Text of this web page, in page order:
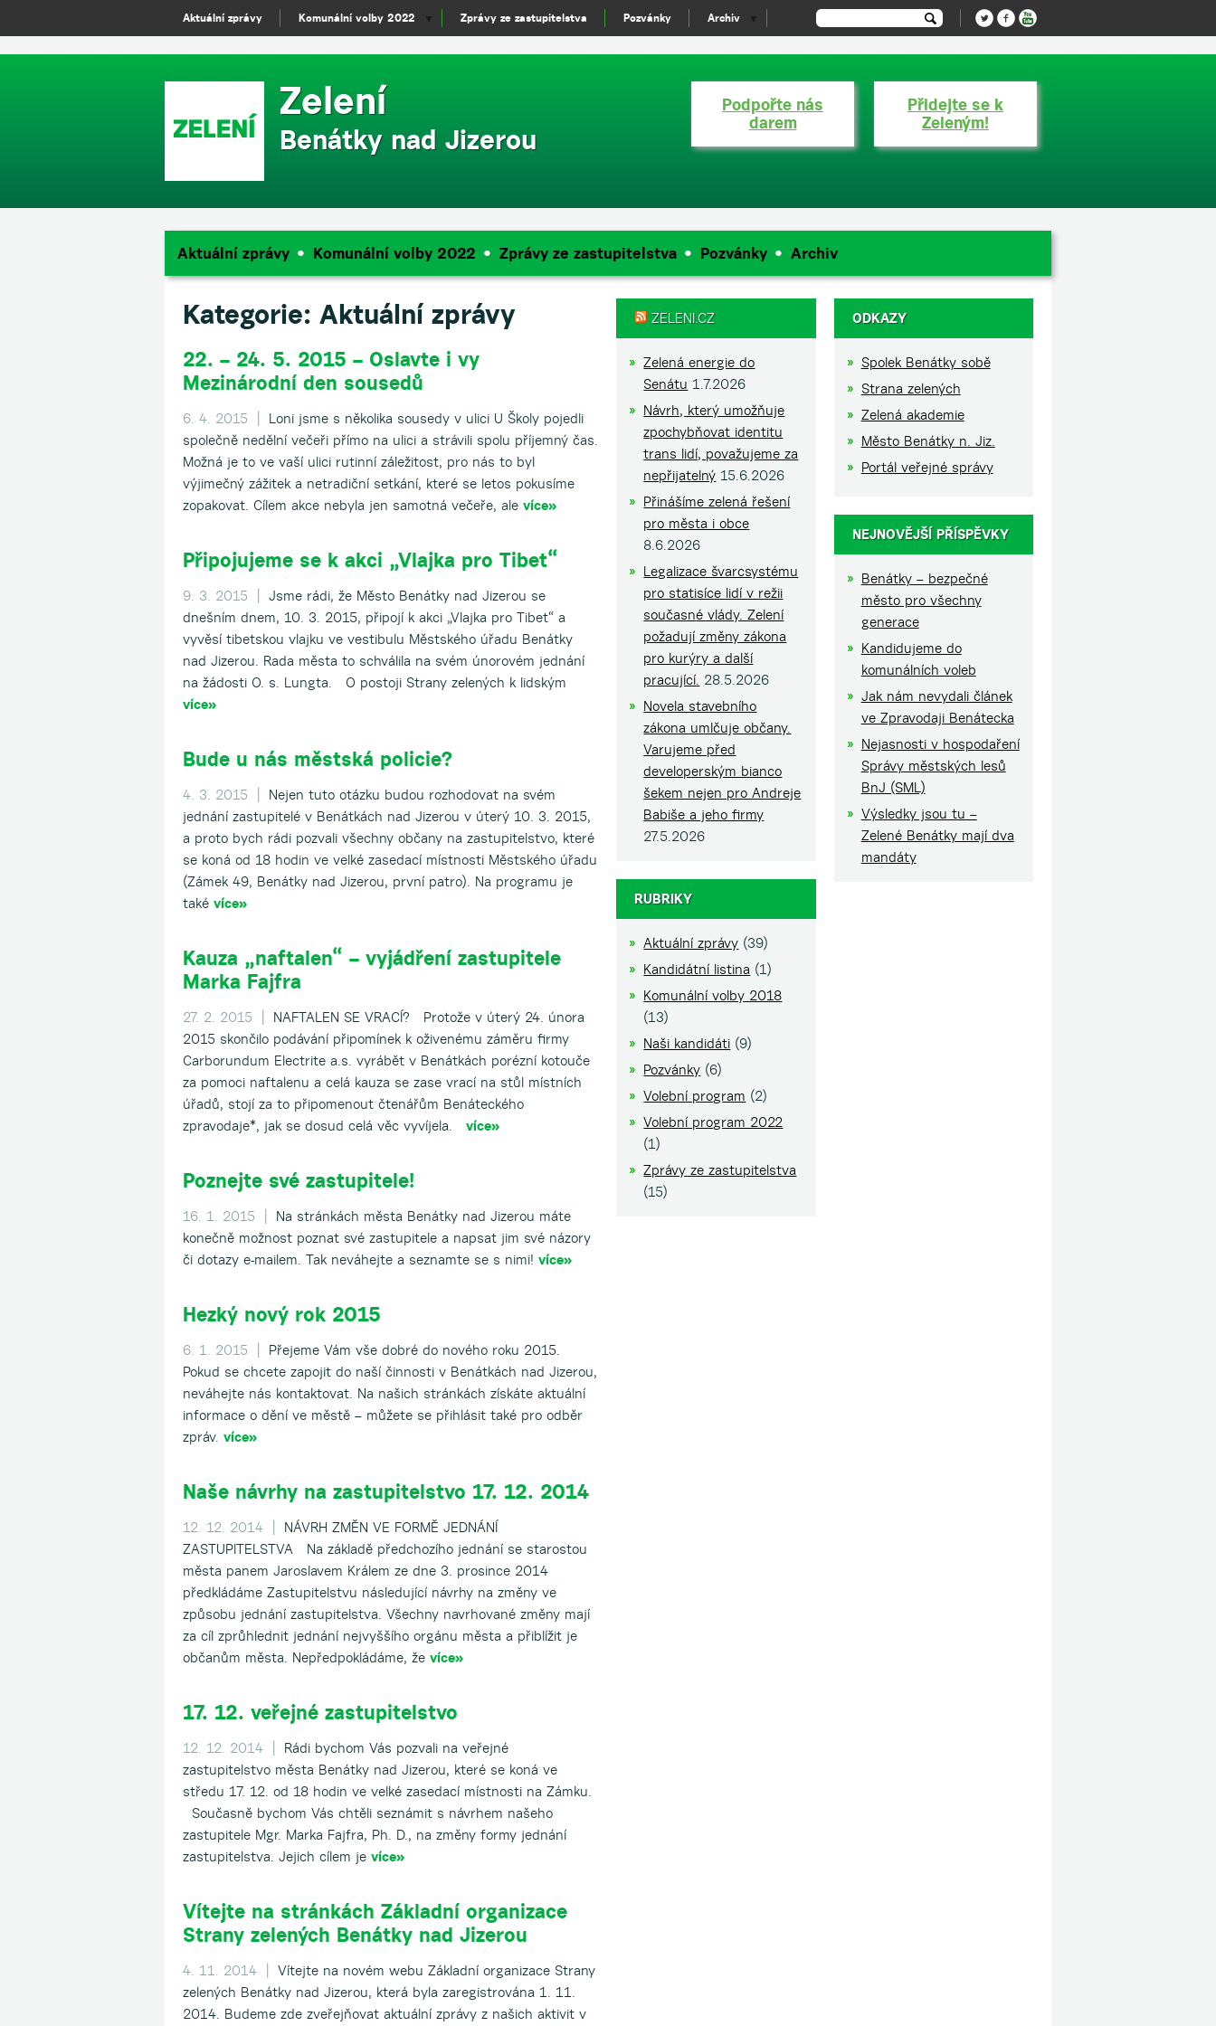
Zelení
Benátky nad Jizerou
Přidejte se k
Zeleným!
Podpořte nás
darem
Aktuální zprávy Komunální volby 2022 Zprávy ze zastupitelstva Pozvánky Archiv
Kategorie: Aktuální zprávy
22. – 24. 5. 2015 – Oslavte i vy
Mezinárodní den sousedů
6. 4. 2015 |
Loni jsme s několika sousedy v ulici U Školy pojedli
společně nedělní večeři přímo na ulici a strávili spolu příjemný čas.
Možná je to ve vaší ulici rutinní záležitost, pro nás to byl
výjimečný zážitek a netradiční setkání, které se letos pokusíme
zopakovat. Cílem akce nebyla jen samotná večeře, ale více»
Připojujeme se k akci „Vlajka pro Tibet“
9. 3. 2015 |
Jsme rádi, že Město Benátky nad Jizerou se
dnešním dnem, 10. 3. 2015, připojí k akci „Vlajka pro Tibet“ a
vyvěsí tibetskou vlajku ve vestibulu Městského úřadu Benátky
nad Jizerou. Rada města to schválila na svém únorovém jednání
na žádosti O. s. Lungta. O postoji Strany zelených k lidským
více»
Bude u nás městská policie?
4. 3. 2015 |
Nejen tuto otázku budou rozhodovat na svém
jednání zastupitelé v Benátkách nad Jizerou v úterý 10. 3. 2015,
a proto bych rádi pozvali všechny občany na zastupitelstvo, které
se koná od 18 hodin ve velké zasedací místnosti Městského úřadu
(Zámek 49, Benátky nad Jizerou, první patro). Na programu je
také více»
Kauza „naftalen“ – vyjádření zastupitele
Marka Fajfra
27. 2. 2015 |
NAFTALEN SE VRACÍ? Protože v úterý 24. února
2015 skončilo podávání připomínek k oživenému záměru firmy
Carborundum Electrite a.s. vyrábět v Benátkách porézní kotouče
za pomoci naftalenu a celá kauza se zase vrací na stůl místních
úřadů, stojí za to připomenout čtenářům Benáteckého
zpravodaje*, jak se dosud celá věc vyvíjela. více»
Poznejte své zastupitele!
16. 1. 2015 |
Na stránkách města Benátky nad Jizerou máte
konečně možnost poznat své zastupitele a napsat jim své názory
či dotazy e-mailem. Tak neváhejte a seznamte se s nimi! více»
Hezký nový rok 2015
6. 1. 2015 |
Přejeme Vám vše dobré do nového roku 2015.
Pokud se chcete zapojit do naší činnosti v Benátkách nad Jizerou,
neváhejte nás kontaktovat. Na našich stránkách získáte aktuální
informace o dění ve městě – můžete se přihlásit také pro odběr
zpráv. více»
Naše návrhy na zastupitelstvo 17. 12. 2014
12. 12. 2014 |
NÁVRH ZMĚN VE FORMĚ JEDNÁNÍ
ZASTUPITELSTVA Na základě předchozího jednání se starostou
města panem Jaroslavem Králem ze dne 3. prosince 2014
předkládáme Zastupitelstvu následující návrhy na změny ve
způsobu jednání zastupitelstva. Všechny navrhované změny mají
za cíl zprůhlednit jednání nejvyššího orgánu města a přiblížit je
občanům města. Nepředpokládáme, že více»
17. 12. veřejné zastupitelstvo
12. 12. 2014 |
Rádi bychom Vás pozvali na veřejné
zastupitelstvo města Benátky nad Jizerou, které se koná ve
středu 17. 12. od 18 hodin ve velké zasedací místnosti na Zámku.
Současně bychom Vás chtěli seznámit s návrhem našeho
zastupitele Mgr. Marka Fajfra, Ph. D., na změny formy jednání
zastupitelstva. Jejich cílem je více»
Vítejte na stránkách Základní organizace
Strany zelených Benátky nad Jizerou
4. 11. 2014 |
Vítejte na novém webu Základní organizace Strany
zelených Benátky nad Jizerou, která byla zaregistrována 1. 11.
2014. Budeme zde zveřejňovat aktuální zprávy z našich aktivit v
ZELENI.CZ
Zelená energie do
Senátu 1.7.2026
Návrh, který umožňuje
zpochybňovat identitu
trans lidí, považujeme za
nepřijatelný 15.6.2026
Přinášíme zelená řešení
pro města i obce
8.6.2026
Legalizace švarcsystému
pro statisíce lidí v režii
současné vlády. Zelení
požadují změny zákona
pro kurýry a další
pracující. 28.5.2026
Novela stavebního
zákona umlčuje občany.
Varujeme před
developerským bianco
šekem nejen pro Andreje
Babiše a jeho firmy
27.5.2026
RUBRIKY
Aktuální zprávy (39)
Kandidátní listina (1)
Komunální volby 2018
(13)
Naši kandidáti (9)
Pozvánky (6)
Volební program (2)
Volební program 2022
(1)
Zprávy ze zastupitelstva
(15)
ODKAZY
Spolek Benátky sobě
Strana zelených
Zelená akademie
Město Benátky n. Jiz.
Portál veřejné správy
NEJNOVĚJŠÍ PŘÍSPĚVKY
Benátky – bezpečné
město pro všechny
generace
Kandidujeme do
komunálních voleb
Jak nám nevydali článek
ve Zpravodaji Benátecka
Nejasnosti v hospodaření
Správy městských lesů
BnJ (SML)
Výsledky jsou tu –
Zelené Benátky mají dva
mandáty
Aktuální zprávy Komunální volby 2022 ▼ Zprávy ze zastupitelstva Pozvánky Archiv ▼